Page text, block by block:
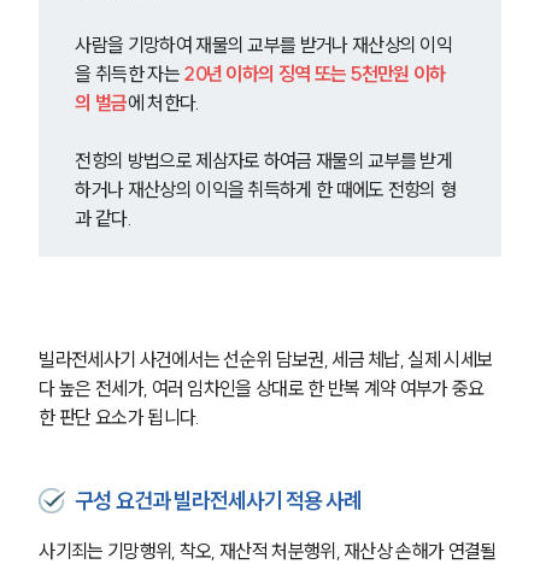
사람을 기망하여 재물의 교부를 받거나 재산상의 이익
을 취득한 자는 20년 이하의 징역 또는 5천만원 이하
의 벌금에 처한다.
전항의 방법으로 제삼자로 하여금 재물의 교부를 받게
하거나 재산상의 이익을 취득하게 한 때에도 전항의 형
과 같다.
빌라전세사기 사건에서는 선순위 담보권, 세금 체납, 실제 시세보
다 높은 전세가, 여러 임차인을 상대로 한 반복 계약 여부가 중요
한 판단 요소가 됩니다.
구성 요건과 빌라전세사기 적용 사례
사기죄는 기망행위, 착오, 재산적 처분행위, 재산상 손해가 연결될